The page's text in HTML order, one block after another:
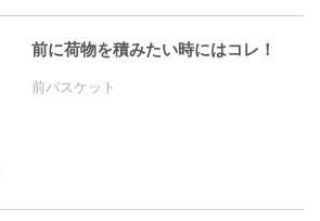
前に荷物を積みたい時にはコレ！
前バスケット